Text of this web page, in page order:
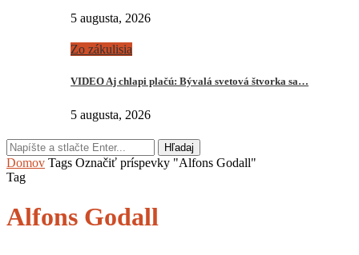
5 augusta, 2026
Zo zákulisia
VIDEO Aj chlapi plačú: Bývalá svetová štvorka sa…
5 augusta, 2026
Hľadaj
Domov Tags Označiť príspevky "Alfons Godall"
Tag
Alfons Godall